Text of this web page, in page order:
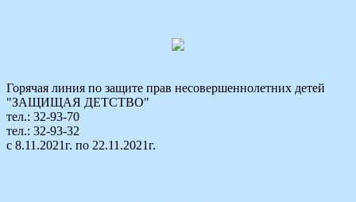
Горячая линия по защите прав несовершеннолетних детей
"ЗАЩИЩАЯ ДЕТСТВО"
тел.: 32-93-70
тел.: 32-93-32
с 8.11.2021г. по 22.11.2021г.